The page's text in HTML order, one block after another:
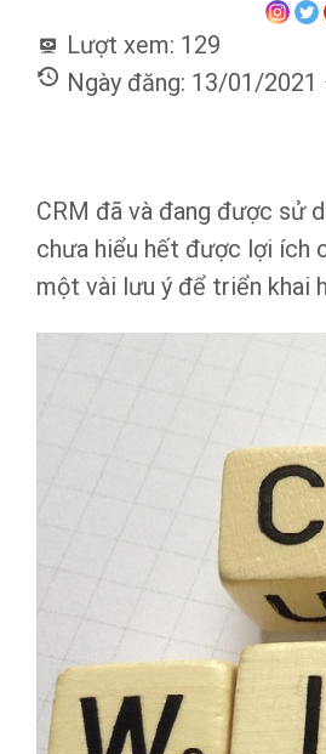
Lượt xem: 129
Ngày đăng: 13/01/
CRM đã và đang được sử
chưa hiểu hết được lợi ích
một vài lưu ý để triển khai